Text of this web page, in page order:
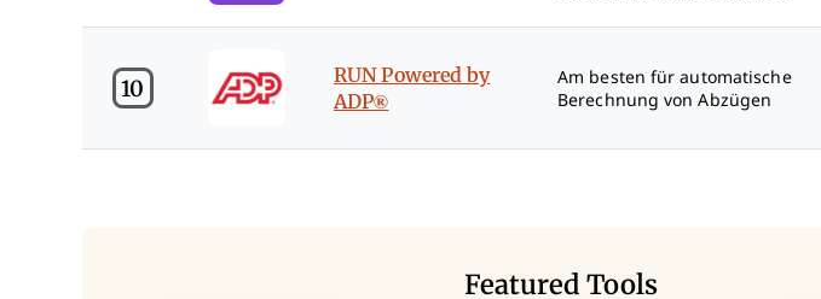
10
RUN Powered by
ADP®
Am besten für automatische
Berechnung von Abzügen
Featured Tools